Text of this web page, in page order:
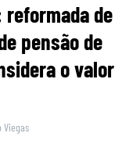
reformada de
pensão de
o valor
Viegas